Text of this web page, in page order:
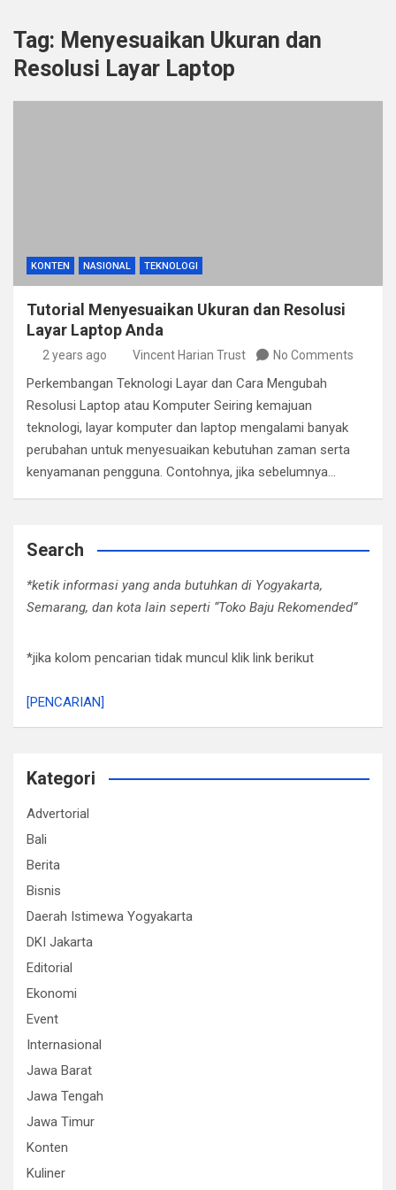
Tag: Menyesuaikan Ukuran dan
Resolusi Layar Laptop
KONTEN NASIONAL TEKNOLOGI
Tutorial Menyesuaikan Ukuran dan Resolusi
Layar Laptop Anda
2 years ago Vincent Harian Trust No Comments
Perkembangan Teknologi Layar dan Cara Mengubah
Resolusi Laptop atau Komputer Seiring kemajuan
teknologi, layar komputer dan laptop mengalami banyak
perubahan untuk menyesuaikan kebutuhan zaman serta
kenyamanan pengguna. Contohnya, jika sebelumnya…
Search
*ketik informasi yang anda butuhkan di Yogyakarta,
Semarang, dan kota lain seperti “Toko Baju Rekomended”
*jika kolom pencarian tidak muncul klik link berikut
[PENCARIAN]
Kategori
Advertorial
Bali
Berita
Bisnis
Daerah Istimewa Yogyakarta
DKI Jakarta
Editorial
Ekonomi
Event
Internasional
Jawa Barat
Jawa Tengah
Jawa Timur
Konten
Kuliner